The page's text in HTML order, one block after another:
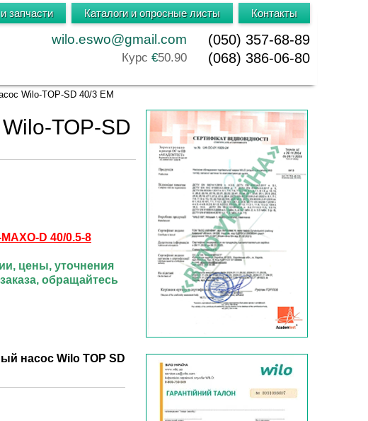
запчасти Каталоги и опросные листы Контакты
(050) 357-68-89
(068) 386-06-80
wilo.eswo@gmail.com
Курс €50.90
Wilo-TOP-SD 40/3 EM
TOP-SD
-D 40/0.5-8
, цены, уточнения
обращайтесь
насос Wilo TOP SD